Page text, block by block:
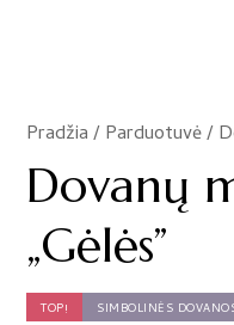
Pradžia/Parduotuvė//
Dovanų
„Gėlės”
TOP! SIMBOLINĖS